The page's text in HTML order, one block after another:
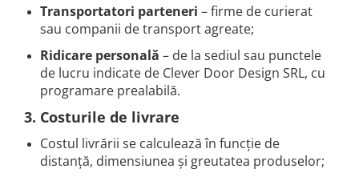
Transportatori parteneri – firme de curierat
sau companii de transport agreate;
Ridicare personală – de la sediul sau punctele
de lucru indicate de Clever Door Design SRL, cu
programare prealabilă.
3. Costurile de livrare
Costul livrării se calculează în funcție de
distanță, dimensiunea și greutatea produselor;